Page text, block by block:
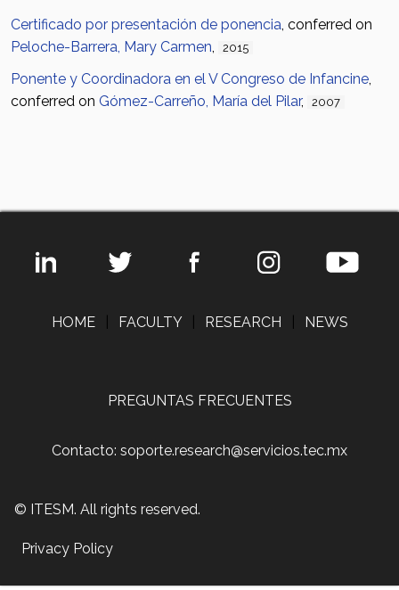
Certificado por presentación de ponencia, conferred on
Peloche-Barrera, Mary Carmen, 2015
Ponente y Coordinadora en el V Congreso de Infancine,
conferred on Gómez-Carreño, María del Pilar, 2007
HOME FACULTY RESEARCH NEWS
PREGUNTAS FRECUENTES
Contacto: soporte.research@servicios.tec.mx
© ITESM. All rights reserved.
Privacy Policy